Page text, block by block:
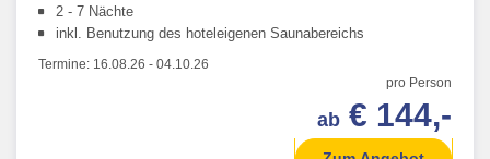
2 - 7 Nächte
inkl. Benutzung des hoteleigenen Saunabereichs
Termine: 16.08.26 - 04.10.26
pro Person
ab € 144,-